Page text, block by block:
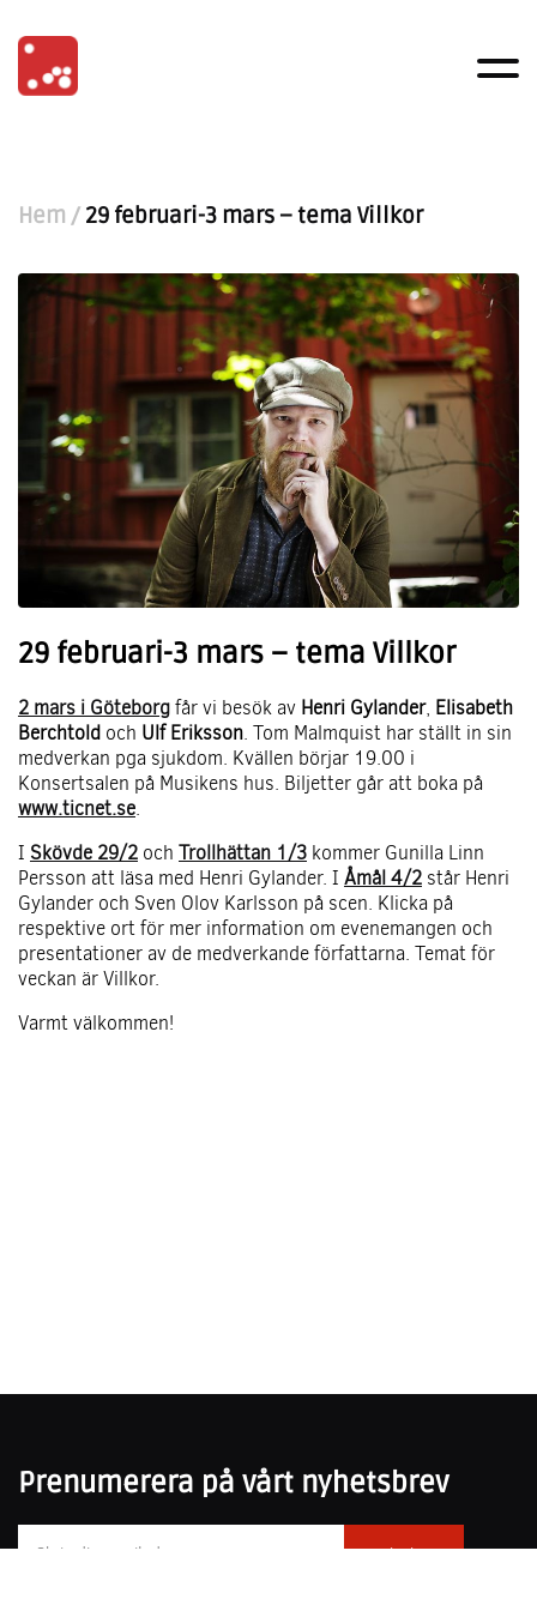
Hem / 29 februari-3 mars – tema Villkor
29 februari-3 mars – tema Villkor
2 mars i Göteborgfår vi besök av Henri Gylander, Elisabeth
Berchtold och Ulf Eriksson. Tom Malmquist har ställt in sin
medverkan pga sjukdom. Kvällen börjar 19.00 i
Konsertsalen på Musikens hus. Biljetter går att boka på
www.ticnet.se.
I Skövde 29/2 och Trollhättan 1/3 kommer Gunilla Linn
Persson att läsa med Henri Gylander. I Åmål 4/2 står Henri
Gylander och Sven Olov Karlsson på scen. Klicka på
respektive ort för mer information om evenemangen och
presentationer av de medverkande författarna. Temat för
veckan är Villkor.
Varmt välkommen!
Prenumerera på vårt nyhetsbrev